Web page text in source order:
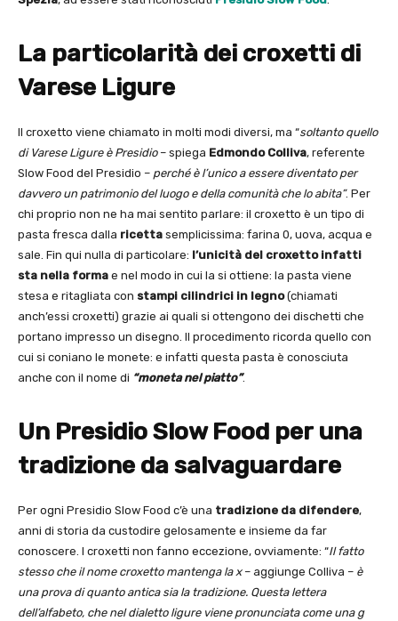
La particolarità dei croxetti di
Varese Ligure
Il croxetto viene chiamato in molti modi diversi, ma “soltanto quello
di Varese Ligure è Presidio– spiega Edmondo Colliva, referente
Slow Food del Presidio – perché è l’unico a essere diventato per
davvero un patrimonio del luogo e della comunità che lo abita”. Per
chi proprio non ne ha mai sentito parlare: il croxetto è un tipo di
pasta fresca dalla ricetta semplicissima: farina 0, uova, acqua e
sale. Fin qui nulla di particolare: l’unicità del croxetto infatti
sta nella forma e nel modo in cui la si ottiene: la pasta viene
stesa e ritagliata con stampi cilindrici in legno(chiamati
anch’essi croxetti) grazie ai quali si ottengono dei dischetti che
portano impresso un disegno. Il procedimento ricorda quello con
cui si coniano le monete: e infatti questa pasta è conosciuta
anche con il nome di “moneta nel piatto”.
Un Presidio Slow Food per una
tradizione da salvaguardare
Per ogni Presidio Slow Food c’è una tradizione da difendere,
anni di storia da custodire gelosamente e insieme da far
conoscere. I croxetti non fanno eccezione, ovviamente: “Il fatto
stesso che il nome croxetto mantenga la x – aggiunge Colliva – è
una prova di quanto antica sia la tradizione. Questa lettera
dell’alfabeto, che nel dialetto ligure viene pronunciata come una g